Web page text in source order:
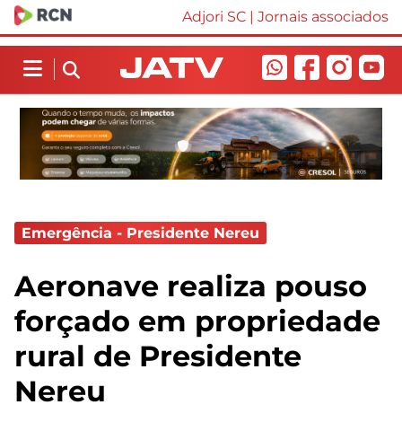
Adjori SC | Jornais associados
Emergência - Presidente Nereu
Aeronave realiza pouso
forçado em propriedade
rural de Presidente
Nereu